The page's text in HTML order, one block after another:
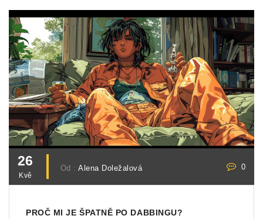
26
Kvě
Od :Alena Doležalová 0
PROČ MI JE ŠPATNĚ PO DABBINGU?